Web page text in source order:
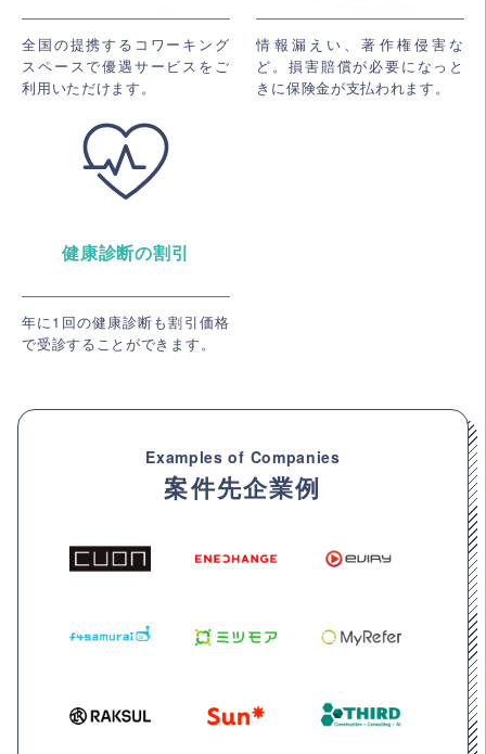
全国の提携するコワーキング
スペースで優遇サービスをご
利用いただけます。
情報漏えい、著作権侵害な
ど。損害賠償が必要になっと
きに保険金が支払われます。
健康診断の割引
年に1回の健康診断も割引価格
で受診することができます。
Examples of Companies
案件先企業例